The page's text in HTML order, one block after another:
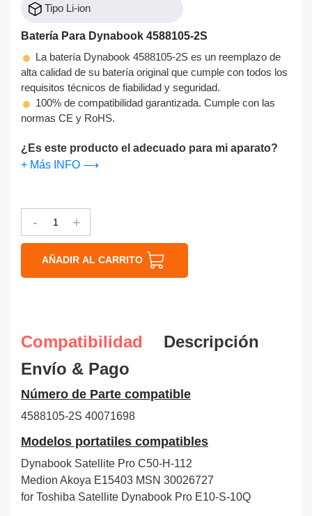
Tipo Li-ion
Batería Para Dynabook 4588105-2S
La batería Dynabook 4588105-2S es un reemplazo de
alta calidad de su batería original que cumple con todos los
requisitos técnicos de fiabilidad y seguridad.
100% de compatibilidad garantizada. Cumple con las
normas CE y RoHS.
¿Es este producto el adecuado para mi aparato?
+ Más INFO ⟶
- +
AÑADIR AL CARRITO
Compatibilidad
Descripción
Envío & Pago
Número de Parte compatible
4588105-2S 40071698
Modelos portatiles compatibles
Dynabook Satellite Pro C50-H-112
Medion Akoya E15403 MSN 30026727
for Toshiba Satellite Dynabook Pro E10-S-10Q